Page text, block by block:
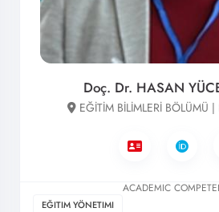
Doç. Dr. HASAN
EĞİTİM BİLİMLERİ BÖLÜMÜ
ACADEMIC
EĞITIM YÖNETIMI